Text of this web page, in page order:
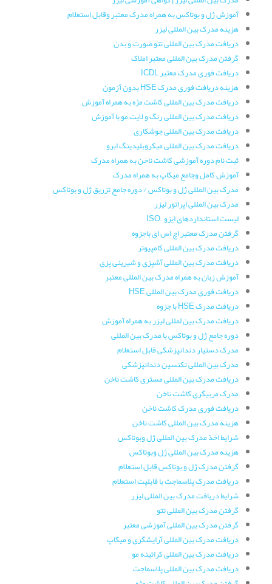
آموزش ژل و بوتاکس به همراه مدرک معتبر وقابل استعلام
هزینه مدرک بین المللی لیزر
دریافت مدرک بین المللی تتو صورت و بدن
گرفتن مدرک بین المللی معتبر املاک
دریافت فوری مدرک معتبر ICDL
هزینه دریافت فوری مدرک HSE بدون آزمون
دریافت مدرک بین المللی کاشت مژه به همراه آموزش
دریافت مدرک بین المللی رنگ و لایت مو با آموزش
دریافت مدرک بین المللی جوشکاری
دریافت مدرک بین المللی میکروبلیدینگ ابرو
ثبت نام دوره آموزشی کاشت ناخن به همراه مدرک
آموزش کامل وجامع میکاپ به همراه مدرک
مدرک بین المللی ژل و بوتاکس / دوره جامع تزریق ژل و بوتاکس
مدرک بین المللی اپراتور لیزر
لیست استانداردهای ایزو – ISO
گرفتن مدرک معتبر اچ اس ای باجزوه
دریافت مدرک بین المللی کامپیوتر
دریافت مدرک بین المللی آشپزی و شیرینی پزی
آموزش زبان به همراه مدرک بین المللی معتبر
دریافت فوری مدرک بین المللی HSE
دریافت مدرک HSE با جزوه
دریافت مدرک بین لمللی لیزر به همراه آموزش
دوره جامع ژل و بوتاکس با مدرک بین المللی
مدرک دستیار دندانپزشکی قابل استعلام
مدرک بین المللی تکنسین دندانپزشکی
دریافت مدرک بین المللی مستری کاشت ناخن
مدرک مربیگری کاشت ناخن
دریافت فوری مدرک کاشت ناخن
هزینه مدرک بین المللی کاشت ناخن
شرایط اخذ مدرک بین المللی ژل وبوتاکس
هزینه مدرک بین المللی ژل وبوتاکس
گرفتن مدرک ژل و بوتاکس قابل استعلام
دریافت مدرک پلاسماجت با قابلیت استعلام
شرایط دریافت مدرک بین المللی لیزر
گرفتن مدرک بین المللی تتو
گرفتن مدرک بین المللی آموزشی معتبر
دریافت مدرک بین المللی آرایشگری و میکاپ
دریافت مدرک بین المللی کراتینه مو
دریافت مدرک بین المللی پلاسماجت